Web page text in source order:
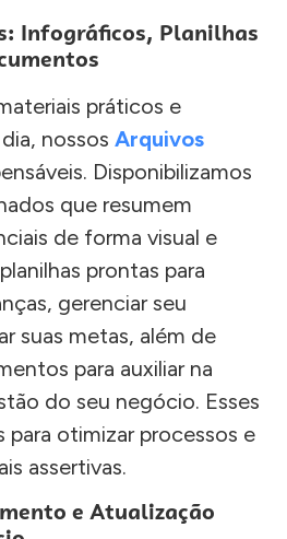
Infográficos, Planilhas
práticos e
nossos Arquivos
Disponibilizamos
que resumem
de forma visual e
prontas para
gerenciar seu
suas metas, além de
para auxiliar na
do seu negócio. Esses
para otimizar processos e
assertivas.
e Atualização